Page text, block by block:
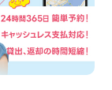
連絡 愛知県
ンタカー 三河安城
2026年08月08日
☆ 埼玉県 杉